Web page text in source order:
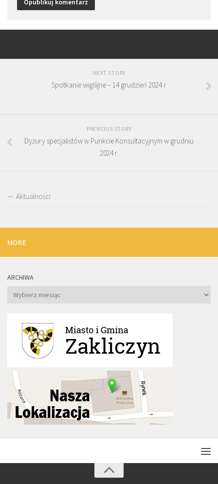
NEXT STORY
Spotkanie wigilijne – 14 grudzień 2024 r.
PREVIOUS STORY
Dyżury specjalistów w Punkcie Konsultacyjnym w grudniu
2024 r.
Aktualności
MORE
ARCHIWA
Archiwa